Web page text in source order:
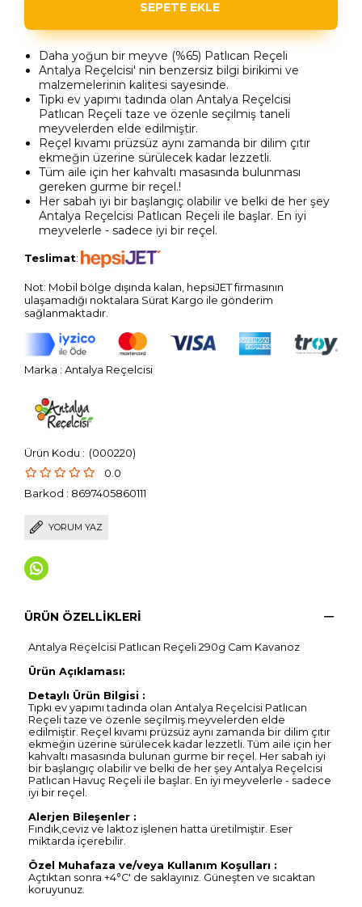
Daha yoğun bir meyve (%65) Patlıcan Reçeli
Antalya Reçelcisi' nin benzersiz bilgi birikimi ve
malzemelerinin kalitesi sayesinde.
Tıpkı ev yapımı tadında olan Antalya Reçelcisi
Patlıcan Reçeli taze ve özenle seçilmiş taneli
meyvelerden elde edilmiştir.
Reçel kıvamı prüzsüz aynı zamanda bir dilim çıtır
ekmeğin üzerine sürülecek kadar lezzetli.
Tüm aile için her kahvaltı masasında bulunması
gereken gurme bir reçel.!
Her sabah iyi bir başlangıç olabilir ve belki de her şey
Antalya Reçelcisi Patlıcan Reçeli ile başlar. En iyi
meyvelerle - sadece iyi bir reçel.
Teslimat:
Not: Mobil bölge dışında kalan, hepsiJET firmasının
ulaşamadığı noktalara Sürat Kargo ile gönderim
sağlanmaktadır.
Marka : Antalya Reçelcisi
(000220)
0.0
Barkod : 8697405860111
YORUM YAZ
ÜRÜN ÖZELLIKLERI
Antalya Reçelcisi Patlıcan Reçeli 290g Cam Kavanoz
Ürün Açıklaması:
Detaylı Ürün Bilgisi :
Tıpkı ev yapımı tadında olan Antalya Reçelcisi Patlıcan
Reçeli taze ve özenle seçilmiş meyvelerden elde
edilmiştir. Reçel kıvamı prüzsüz aynı zamanda bir dilim çıtır
ekmeğin üzerine sürülecek kadar lezzetli. Tüm aile için her
kahvaltı masasında bulunan gurme bir reçel. Her sabah iyi
bir başlangıç olabilir ve belki de her şey Antalya Reçelcisi
Patlıcan Havuç Reçeli ile başlar. En iyi meyvelerle - sadece
iyi bir reçel.
Alerjen Bileşenler :
Fındık,ceviz ve laktoz işlenen hatta üretilmiştir. Eser
miktarda içerebilir.
Özel Muhafaza ve/veya Kullanım Koşulları :
Açtıktan sonra +4°C' de saklayınız. Güneşten ve sıcaktan
koruyunuz.